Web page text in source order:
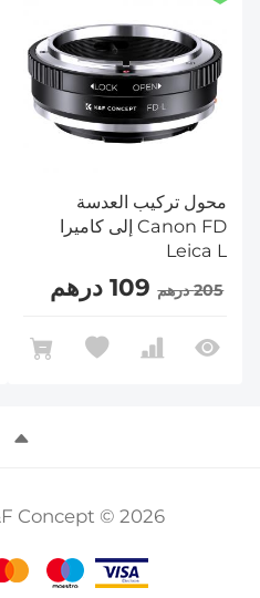
محول تركيب العدسة
Canon FD إلى كاميرا
Leica L
205 درهم 109 درهم
Concept © 2026